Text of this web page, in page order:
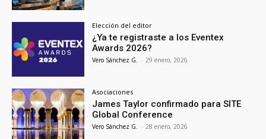
Elección del editor
¿Ya te registraste a los Eventex
Awards 2026?
Vero Sánchez G. - 29 enero, 2026
Asociaciones
James Taylor confirmado para SITE
Global Conference
Vero Sánchez G. - 28 enero, 2026